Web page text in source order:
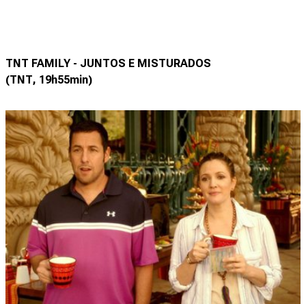
TNT FAMILY - JUNTOS E MISTURADOS
(TNT, 19h55min)